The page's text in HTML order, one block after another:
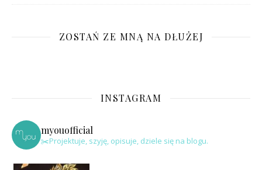
ZOSTAŃ ZE MNĄ NA DŁUŻEJ
INSTAGRAM
myouofficial
✂️Projektuje, szyję, opisuje, dziele się na blogu.